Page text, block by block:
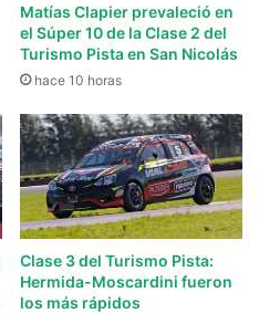
Matías Clapier prevaleció en
el Súper 10 de la Clase 2 del
Turismo Pista en San Nicolás
hace 10 horas
Clase 3 del Turismo Pista:
Hermida-Moscardini fueron
los más rápidos